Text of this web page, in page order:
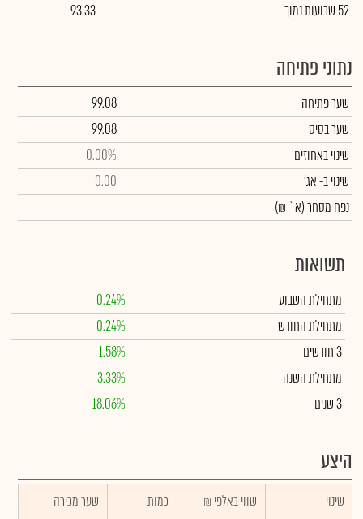
52 שבועות נמוך
93.33
נתוני פתיחה
שער פתיחה
99.08
שער בסיס
99.08
שינוי באחוזים
0.00%
שינויב- אג'
0.00
נפח מסחר(א` ₪)
תשואות
מתחילת השבוע
0.24%
מתחילת החודש
0.24%
3 חודשים
1.58%
מתחילת השנה
3.33%
3 שנים
18.06%
היצע
שינוי ₪ שווי באלפי כמות
שער מכירה